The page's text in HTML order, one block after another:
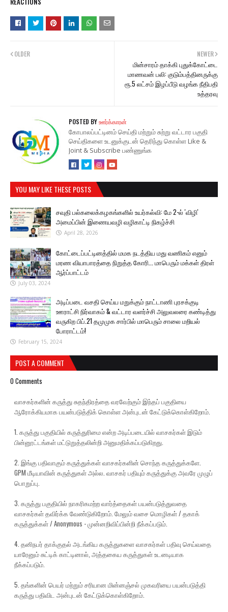
NEWER
மின்சாரம் தாக்கி புதுக்கோட்டை
மாணவன் பலி: குடும்பத்தினருக்கு
ரூ.5 லட்சம் இழப்பீடு வழங்க நீதிபதி
உத்தரவு
OLDER
POSTED BYஊர்க்காரன்
கோபாலப்பட்டினம் செய்தி மற்றும் சுற்று வட்டார பகுதி
செய்திகளை உடனுக்குடன் தெரிந்து கொள்ள Like &
Joint & Subscribe பண்ணுங்க
YOU MAY LIKE THESE POSTS
சவுதி பல்கலைக்கழகங்களில் உயர்கல்வி: மே 2-ல் 'விழி'
அமைப்பின் இணையவழி வழிகாட்டி நிகழ்ச்சி
April 28, 2026
கோட்டைப்பட்டினத்தில் மமக நடத்திய மது வணிகம் எனும்
மரண வியாபாரத்தை நிறுத்த கோரி... மாபெரும் மக்கள் திரள்
ஆர்ப்பாட்டம்
July 03, 2024
அடிப்படை வசதி செய்ய மறுக்கும் நாட்டாணி புரசக்குடி
ஊராட்சி நிர்வாகம் & வட்டார வளர்ச்சி அலுவலரை கண்டித்து
வருகிற பிப்.21 தமுமுக சார்பில் மாபெரும் சாலை மறியல்
போராட்டம்!
February 15, 2024
POST A COMMENT
0 Comments
வாசகர்களின் கருத்து சுதந்திரத்தை வரவேற்கும் இந்தப் பகுதியை
ஆரோக்கியமாக பயன்படுத்திக் கொள்ள அன்புடன் கேட்டுக்கொள்கிறோம்.
1. கருத்து பகுதியில் கருத்துரிமை என்ற அடிப்படையில் வாசகர்கள் இடும்
பின்னூட்டங்கள் மட்டுறுத்தலின்றி அனுமதிக்கப்படுகிறது.
2. இங்கு பதிவாகும் கருத்துக்கள் வாசகர்களின் சொந்த கருத்துக்களே.
GPM மீடியாவின் கருத்துகள் அல்ல. வாசகர் பதியும் கருத்துக்கு அவரே முழுப்
பொறுப்பு.
3. கருத்து பகுதியில் நாகரிகமற்ற வார்த்தைகள் பயன்படுத்துவதை
வாசகர்கள் தவிர்க்க வேண்டுகிறோம். மேலும் வசை மொழிகள் / தகாக்
கருத்துக்கள் / Anonymous - முன்னறிவிப்பின்றி நீக்கப்படும்.
4. தனிநபர் தாக்குதல் அடங்கிய கருத்துகளை வாசகர்கள் பதிவு செய்வதை
யாரேனும் சுட்டிக் காட்டினால், அத்தகைய கருத்துகள் உடனடியாக
நீக்கப்படும்.
5. தங்களின் பெயர் மற்றும் சரியான மின்னஞ்சல் முகவரியை பயன்படுத்தி
கருத்து பதிவிட அன்புடன் கேட்டுக்கொள்கிறோம்.